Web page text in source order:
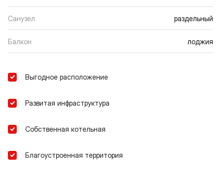
Санузел раздельный
Балкон лоджия
Выгодное расположение
Развитая инфраструктура
Собственная котельная
Благоустроенная территория